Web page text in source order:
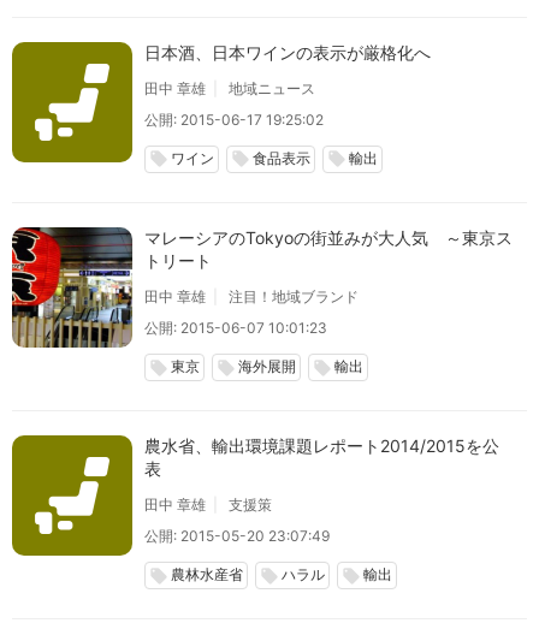
日本酒、日本ワインの表示が厳格化へ
田中 章雄
地域ニュース
公開: 2015-06-17 19:25:02
local_offer ワイン local_offer 食品表示 local_offer 輸出
マレーシアのTokyoの街並みが大人気 ～東京ス
トリート
田中 章雄
注目！地域ブランド
公開: 2015-06-07 10:01:23
local_offer 東京 local_offer 海外展開 local_offer 輸出
農水省、輸出環境課題レポート2014/2015を公
表
田中 章雄
支援策
公開: 2015-05-20 23:07:49
local_offer 農林水産省 local_offer ハラル local_offer 輸出